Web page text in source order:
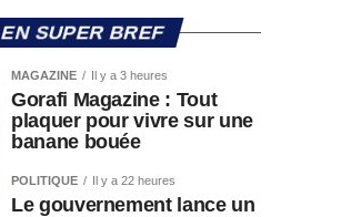
EN SUPER BREF
MAGAZINE Il y a 3 heures
Gorafi Magazine : Tout
plaquer pour vivre sur une
banane bouée
POLITIQUE Il y a 22 heures
Le gouvernement lance un